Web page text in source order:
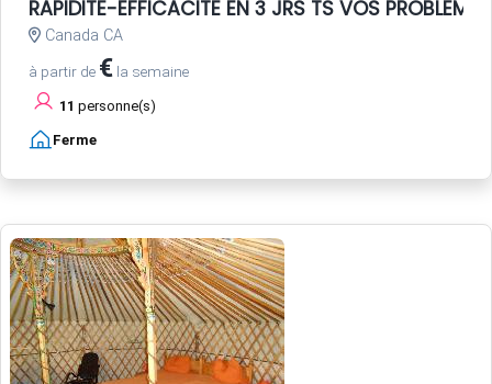
RAPIDITE-EFFICACITE EN 3 JRS TS VOS
Canada CA
à partir de € la semaine
11 personne(s)
Ferme